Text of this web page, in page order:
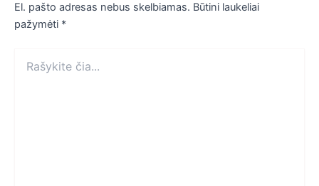
El. pašto adresas nebus skelbiamas. Būtini laukeliai
pažymėti *
čia...